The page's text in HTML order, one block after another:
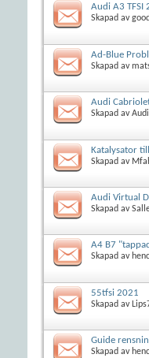
Audi A3 TFSI
Skapad av
Ad-Blue
Skapad av
Audi
Skapad av
Katalysator
Skapad av
Audi Virtual
Skapad av
A4 B7
Skapad av
55tfsi 2021
Skapad av
Guide
Skapad av